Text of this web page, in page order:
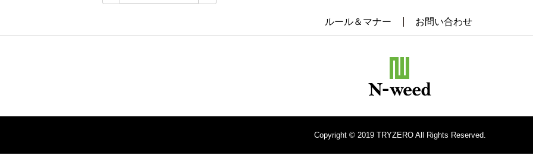
ルール＆マナー お問い合わせ
Copyright © 2019 TRYZERO All Rights Reserved.